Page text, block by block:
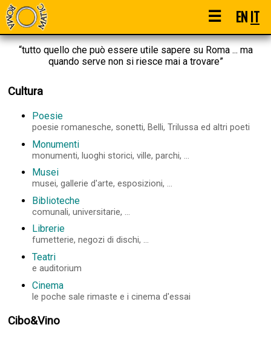
☰ ENIT
“tutto quello che può essere utile sapere su Roma ... ma
quando serve non si riesce mai a trovare”
Cultura
Poesie
poesie romanesche, sonetti, Belli, Trilussa ed altri poeti
Monumenti
monumenti, luoghi storici, ville, parchi, ...
Musei
musei, gallerie d'arte, esposizioni, ...
Biblioteche
comunali, universitarie, ...
Librerie
fumetterie, negozi di dischi, ...
Teatri
e auditorium
Cinema
le poche sale rimaste e i cinema d'essai
Cibo&Vino